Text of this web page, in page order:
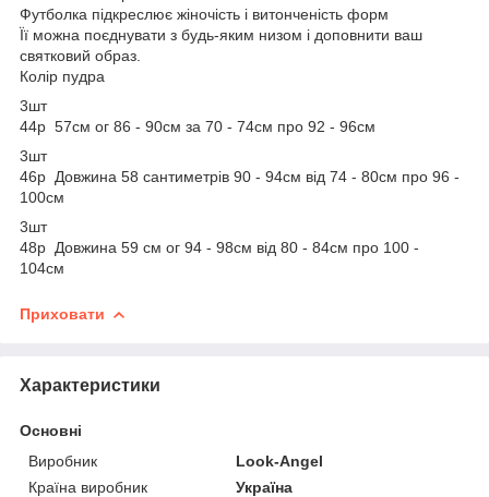
Футболка підкреслює жіночість і витонченість форм
Її можна поєднувати з будь-яким низом і доповнити ваш
святковий образ.
Колір пудра
3шт
44р 57см ог 86 - 90см за 70 - 74см про 92 - 96см
3шт
46р Довжина 58 сантиметрів 90 - 94см від 74 - 80см про 96 -
100см
3шт
48р Довжина 59 см ог 94 - 98см від 80 - 84см про 100 -
104см
Приховати
Характеристики
Основні
Виробник
Look-Angel
Країна виробник
Україна